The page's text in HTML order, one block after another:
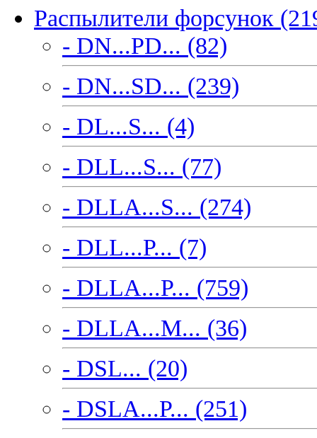
Распылители форсунок
- DN...PD... (82)
- DN...SD... (239)
- DL...S... (4)
- DLL...S... (77)
- DLLA...S... (274)
- DLL...P... (7)
- DLLA...P... (759)
- DLLA...M... (36)
- DSL... (20)
- DSLA...P... (251)